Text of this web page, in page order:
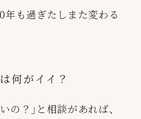
年も過ぎたしまた変わる
何がイイ？
の？｣と相談があれば、